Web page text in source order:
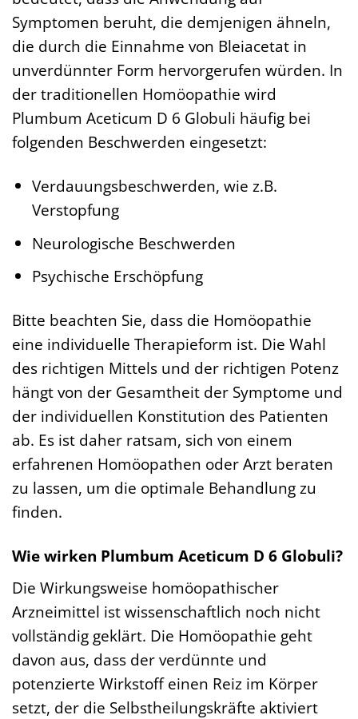
Symptomen beruht, die demjenigen ähneln,
die durch die Einnahme von Bleiacetat in
unverdünnter Form hervorgerufen würden. In
der traditionellen Homöopathie wird
Plumbum Aceticum D 6 Globuli häufig bei
folgenden Beschwerden eingesetzt:
Verdauungsbeschwerden, wie z.B.
Verstopfung
Neurologische Beschwerden
Psychische Erschöpfung
Bitte beachten Sie, dass die Homöopathie
eine individuelle Therapieform ist. Die Wahl
des richtigen Mittels und der richtigen Potenz
hängt von der Gesamtheit der Symptome und
der individuellen Konstitution des Patienten
ab. Es ist daher ratsam, sich von einem
erfahrenen Homöopathen oder Arzt beraten
zu lassen, um die optimale Behandlung zu
finden.
Wie wirken Plumbum Aceticum D 6 Globuli?
Die Wirkungsweise homöopathischer
Arzneimittel ist wissenschaftlich noch nicht
vollständig geklärt. Die Homöopathie geht
davon aus, dass der verdünnte und
potenzierte Wirkstoff einen Reiz im Körper
setzt, der die Selbstheilungskräfte aktiviert